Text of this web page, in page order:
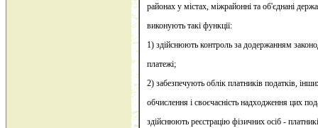
районах у містах, міжрайонні та об'єднані
виконують такі функції:
1) здійснюють контроль за додержанням
платежі;
2) забезпечують облік платників податків,
обчислення і своєчасність надходження цих
здійснюють реєстрацію фізичних осіб -